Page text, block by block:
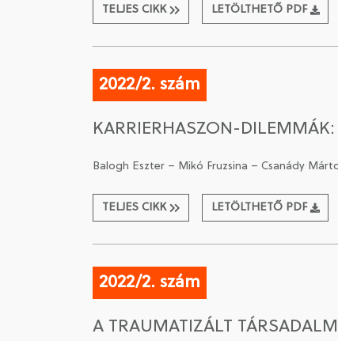
TELJES CIKK LETÖLTHETŐ PDF
2022/2. szám
KARRIERHASZON-
Balogh Eszter – Mikó Fruzsina – Csanády
TELJES CIKK LETÖLTHETŐ PDF
2022/2. szám
A TRAUMATIZÁLT